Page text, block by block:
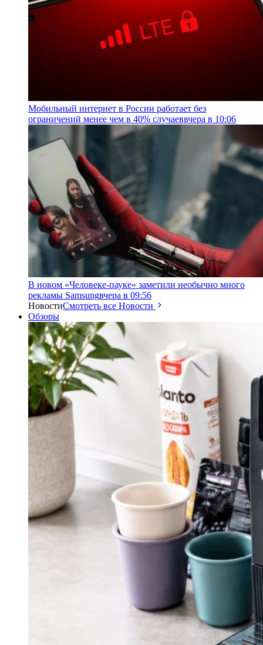
Мобильный интернет в России работает без
ограничений менее чем в 40% случаеввчера в 10:06
В новом «Человеке-пауке» заметили необычно много
рекламы Samsungвчера в 09:56
НовостиСмотреть все Новости
Обзоры